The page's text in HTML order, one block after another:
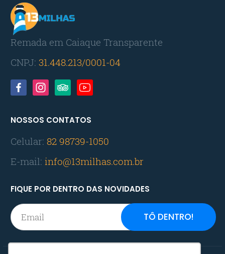
Remada em Caiaque Transparente
CNPJ: 31.448.213/0001-04
NOSSOS CONTATOS
Celular: 82 98739-1050
E-mail: info@13milhas.com.br
FIQUE POR DENTRO DAS NOVIDADES